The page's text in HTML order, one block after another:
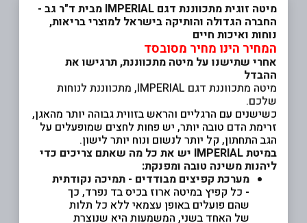
מיטה זוגית מתכווננת דגם IMPERIAL מבית ד"ר גב -
החברה הגדולה והותיקה בישראל למוצרי בריאות,
נוחות ואיכות חיים
המחיר הינו מחיר מסובסד
אחרי שתישנו על מיטה מתכווננת, תרגישו את
ההבדל
מיטה מתכווננת דגם IMPERIAL, מתכווננת לנוחות
שלכם.
כשישנים עם הרגליים והראש בזווית גבוהה יותר מהאגן,
זרימת הדם טובה יותר, יש פחות לחצים שמופעלים על
הגב התחתון, קל יותר לנשום ונוח יותר לישון.
במיטת IMPERIAL יש את כל מה שאתם צריכים כדי
ליהנות משינה טובה ומפנקת:
מערכת קפיצים מבודדים - תמיכה נקודתית
- כל קפיץ במיטה ארוז בכיס בד נפרד, כך
שהם פועלים באופן עצמאי ללא כל תלות
של האחד בשני, המשמעות היא שנוצרת